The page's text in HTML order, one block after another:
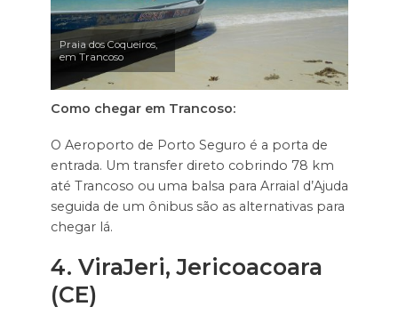
Praia dos Coqueiros,
em Trancoso
Como chegar em Trancoso:
O Aeroporto de Porto Seguro é a porta de
entrada. Um transfer direto cobrindo 78 km
até Trancoso ou uma balsa para Arraial d’Ajuda
seguida de um ônibus são as alternativas para
chegar lá.
4. ViraJeri, Jericoacoara
(CE)